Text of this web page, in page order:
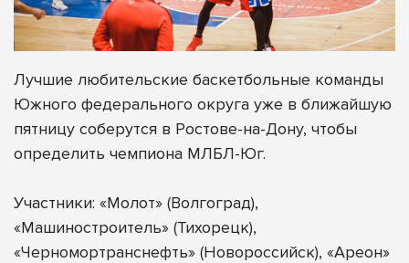
Лучшие любительские баскетбольные команды
Южного федерального округа уже в ближайшую
пятницу соберутся в Ростове-на-Дону, чтобы
определить чемпиона МЛБЛ-Юг.
Участники: «Молот» (Волгоград),
«Машиностроитель» (Тихорецк),
«Черномортранснефть» (Новороссийск), «Ареон»